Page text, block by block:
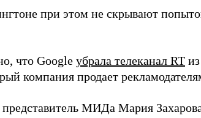
при этом не скрывают
что Google убрала телеканал RT
компания продает
МИДа Мария